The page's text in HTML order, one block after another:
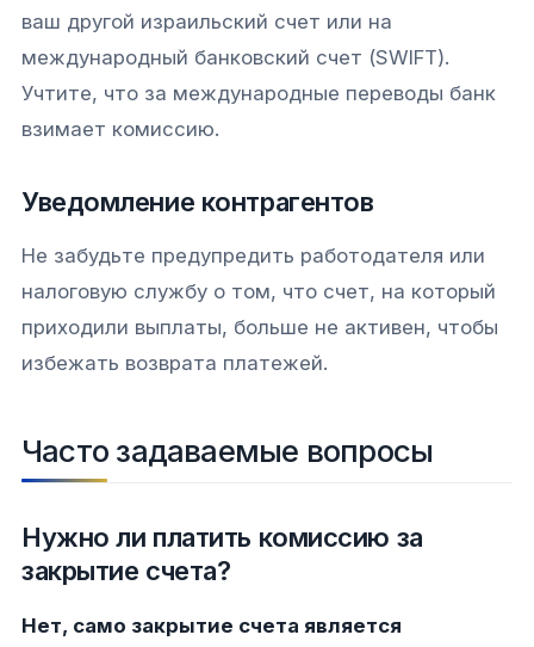
ваш другой израильский счет или на
международный банковский счет (SWIFT).
Учтите, что за международные переводы банк
взимает комиссию.
Уведомление контрагентов
Не забудьте предупредить работодателя или
налоговую службу о том, что счет, на который
приходили выплаты, больше не активен, чтобы
избежать возврата платежей.
Часто задаваемые вопросы
Нужно ли платить комиссию за
закрытие счета?
Нет, само закрытие счета является